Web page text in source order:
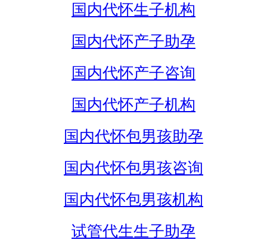
国内代怀生子机构
国内代怀产子助孕
国内代怀产子咨询
国内代怀产子机构
国内代怀包男孩助孕
国内代怀包男孩咨询
国内代怀包男孩机构
试管代生生子助孕